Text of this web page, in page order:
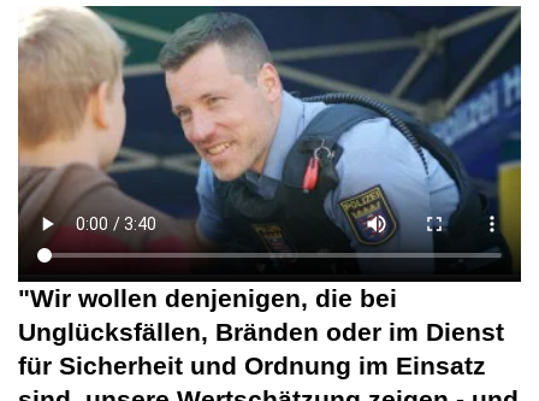
"Wir wollen denjenigen, die bei
Unglücksfällen, Bränden oder im Dienst
für Sicherheit und Ordnung im Einsatz